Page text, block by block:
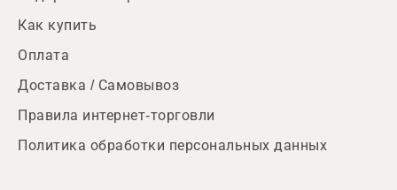
Как купить
Оплата
Доставка / Самовывоз
Правила интернет-торговли
Политика обработки персональных данных